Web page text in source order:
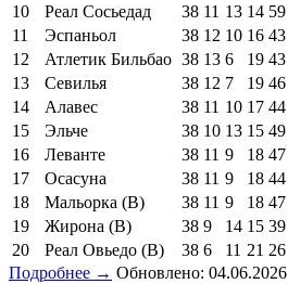
10
Реал Сосьедад 38 11 13 14 59
11
Эспаньол 38 12 10 16 43
12
Атлетик Бильбао 38 13 6 19 43
13
Севилья 38 12 7 19 46
14
Алавес 38 11 10 17 44
15
Эльче 38 10 13 15 49
16
Леванте 38 11 9 18 47
17
Осасуна 38 11 9 18 44
18
Мальорка (В) 38 11 9 18 47
19
Жирона (В) 38 9 14 15 39
20
Реал Овьедо (В) 38 6 11 21 26
Подробнее → Обновлено: 04.06.2026